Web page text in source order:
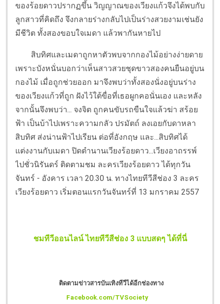
ของร้อยดาวปรากฏขึ้น วิญญาณของเวียงแก้วจึงได้พบกับ
ลูกสาวที่คิดถึง จึงกลายร่างกลับไปเป็นร่างสวยงามเช่นยัง
มีชีวิต ทั้งสองขอบใจเมดา แล้วพากันหายไป
สิบทิศและเมดาถูกหาตัวพบจากกองไม้อย่างง่ายดาย
เพราะบังหนั่นบอกว่าเห็นสาวสวยชุดขาวสองคนยืนอยู่บน
กองไม้ เมื่อถูกช่วยออก มาจึงพบว่าทั้งสองนั่งอยู่บนร่าง
ของเวียงแก้วที่ถูก ฝังไว้ใต้ขื่อที่เธอผูกคอนั่นเอง และหลัง
จากนั้นจึงพบว่า... จงจิต ถูกคนขับรถขืนใจแล้วฆ่า สร้อย
ฟ้า เป็นบ้าไปเพราะความกลัว ปรมัตถ์ ลงเอยกับดาหลา
สิบทิศ ส่งน่านฟ้าไปเรียน ต่อที่อังกฤษ และ...สิบทิศได้
แต่งงานกับเมดา ปิดตำนานเวียงร้อยดาว...เวียงอาถรรพ์
ไปชั่วนิรันดร์ ติดตามชม ละครเวียงร้อยดาว ได้ทุกวัน
จันทร์ - อังคาร เวลา 20.30 น. ทางไทยทีวีสีช่อง 3 ละคร
เวียงร้อยดาว เริ่มตอนแรกวันจันทร์ที่ 13 มกราคม 2557
ชมทีวีออนไลน์ ไทยทีวีสีช่อง 3 แบบสดๆ ได้ที่นี่
ติดตามข่าวสารบันเทิงทีวีได้อีกช่องทาง
Facebook.com/TVSociety